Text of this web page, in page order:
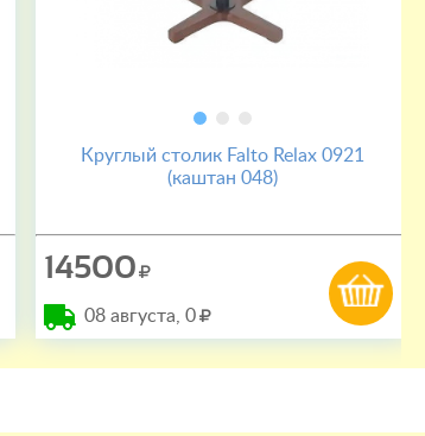
Круглый столик Falto Relax 0921
(каштан 048)
14500
08 августа,0